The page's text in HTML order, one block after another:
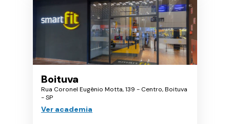
Boituva
Rua Coronel Eugênio Motta, 139 - Centro, Boituva
- SP
Ver academia